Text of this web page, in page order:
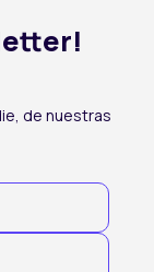
de nuestras